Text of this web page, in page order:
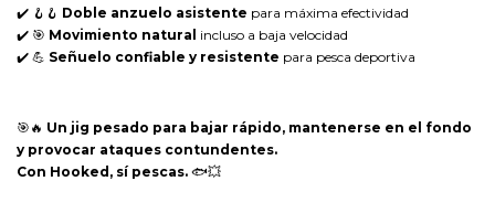
✔️ 🪝🪝 Doble anzuelo asistente para máxima efectividad
✔️ 🎯 Movimiento natural incluso a baja velocidad
✔️ 💪 Señuelo confiable y resistente para pesca deportiva
🎯🔥 Un jig pesado para bajar rápido, mantenerse en el fondo
y provocar ataques contundentes.
Con Hooked, sí pescas. 🐟💥